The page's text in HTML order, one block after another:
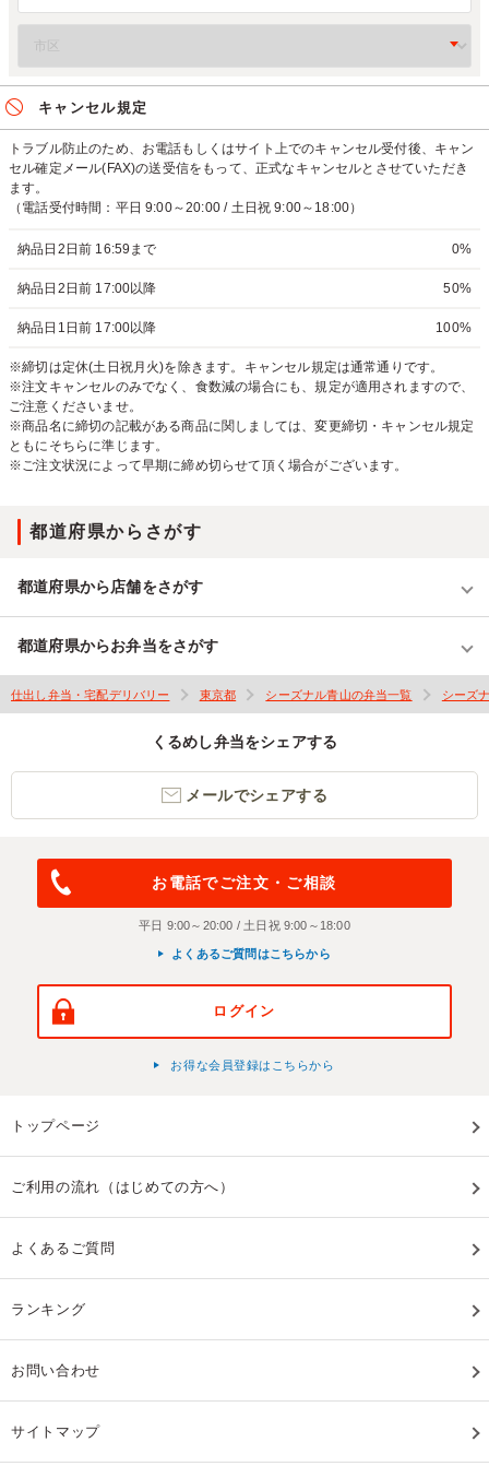
キャンセル規定
トラブル防止のため、お電話もしくはサイト上でのキャンセル受付後、キャン
セル確定メール(FAX)の送受信をもって、正式なキャンセルとさせていただき
ます。
（電話受付時間：平日 9:00～20:00 / 土日祝 9:00～18:00）
納品日2日前 16:59まで 0%
納品日2日前 17:00以降 50%
納品日1日前 17:00以降 100%
※締切は定休(土日祝月火)を除きます。キャンセル規定は通常通りです。
※注文キャンセルのみでなく、食数減の場合にも、規定が適用されますので、
ご注意くださいませ。
※商品名に締切の記載がある商品に関しましては、変更締切・キャンセル規定
ともにそちらに準じます。
※ご注文状況によって早期に締め切らせて頂く場合がございます。
都道府県からさがす
都道府県から店舗をさがす
都道府県からお弁当をさがす
仕出し弁当・宅配デリバリー 東京都 シーズナル青山の弁当一覧 シーズ
くるめし弁当をシェアする
メールでシェアする
お電話でご注文・ご相談
平日 9:00～20:00 / 土日祝 9:00～18:00
よくあるご質問はこちらから
ログイン
お得な会員登録はこちらから
トップページ
ご利用の流れ（はじめての方へ）
よくあるご質問
ランキング
お問い合わせ
サイトマップ